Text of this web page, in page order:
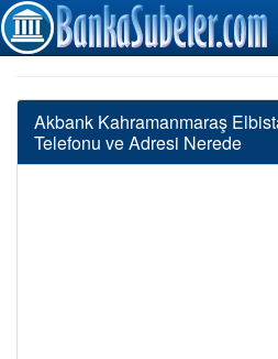
Akbank Kahramanmaraş
Telefonu ve Adresi Nerede